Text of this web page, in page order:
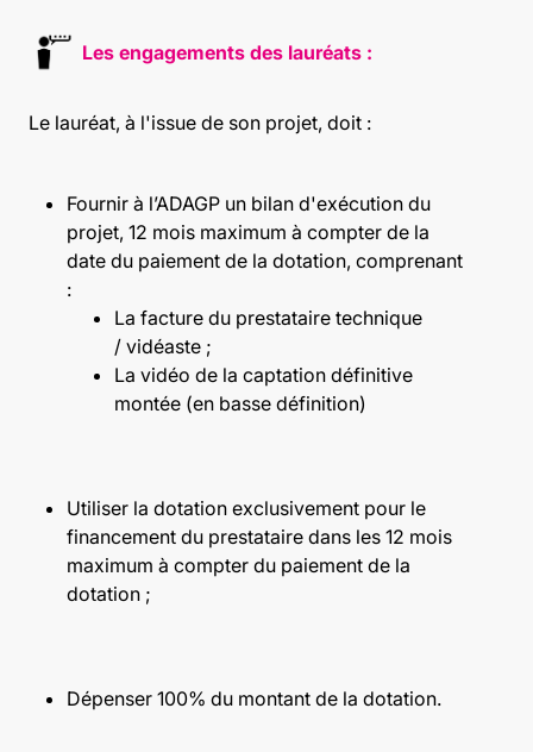
Les engagements des lauréats :
Le lauréat, à l'issue de son projet, doit :
Fournir à l’ADAGP un bilan d'exécution du
projet, 12 mois maximum à compter de la
date du paiement de la dotation, comprenant
:
La facture du prestataire technique
/ vidéaste ;
La vidéo de la captation définitive
montée (en basse définition)
Utiliser la dotation exclusivement pour le
financement du prestataire dans les 12 mois
maximum à compter du paiement de la
dotation ;
Dépenser 100% du montant de la dotation.